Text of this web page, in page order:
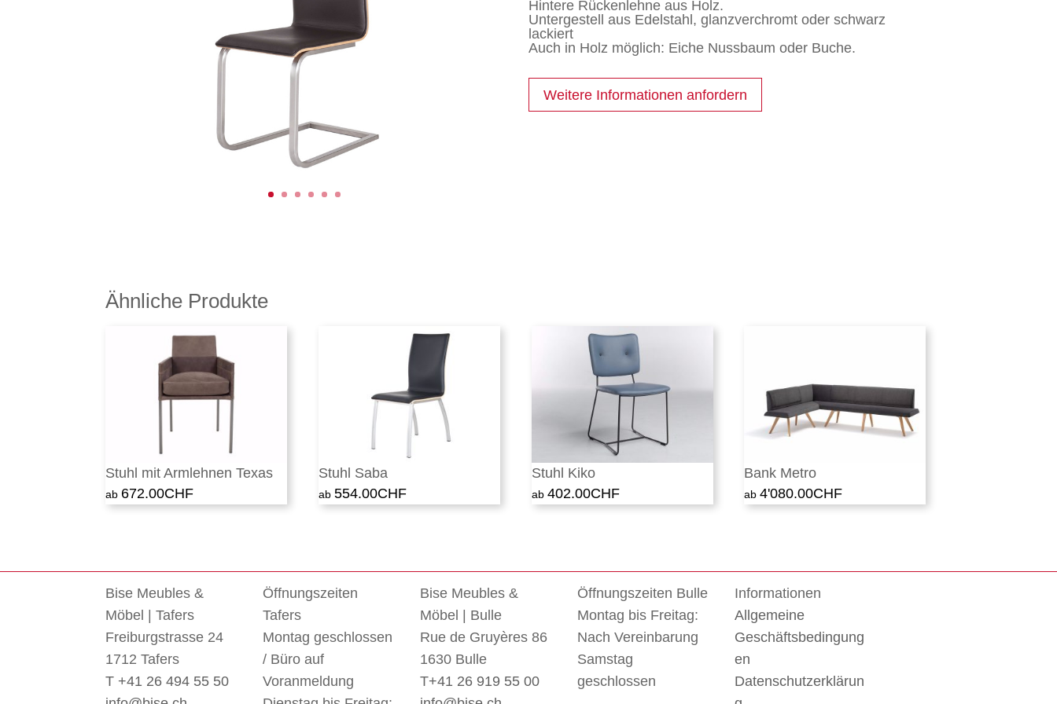
Hintere Rückenlehne aus Holz.
Untergestell aus Edelstahl, glanzverchromt oder schwarz
lackiert
Auch in Holz möglich: Eiche Nussbaum oder Buche.
Weitere Informationen anfordern
Ähnliche Produkte
Stuhl mit Armlehnen Texas
672.00CHF
Stuhl Saba
554.00CHF
Stuhl Kiko
402.00CHF
Bank Metro
4'080.00CHF
Bise Meubles &
Möbel | Tafers
Freiburgstrasse 24
1712 Tafers
T +41 26 494 55 50
Öffnungszeiten
Tafers
Montag geschlossen
/ Büro auf
Voranmeldung
Bise Meubles &
Möbel | Bulle
Rue de Gruyères 86
1630 Bulle
T+41 26 919 55 00
Öffnungszeiten Bulle
Montag bis Freitag:
Nach Vereinbarung
Samstag
geschlossen
Informationen
Allgemeine
Geschäftsbedingung
en
Datenschutzerklärun